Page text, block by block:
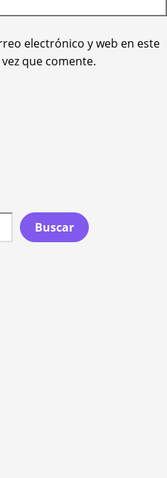
electrónico y web en este
que comente.
Buscar